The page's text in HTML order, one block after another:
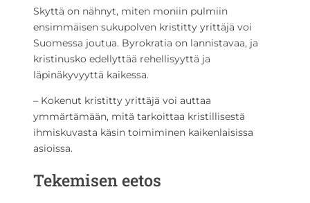
Skyttä on nähnyt, miten moniin pulmiin
ensimmäisen sukupolven kristitty yrittäjä voi
Suomessa joutua. Byrokratia on lannistavaa, ja
kristinusko edellyttää rehellisyyttä ja
läpinäkyvyyttä kaikessa.
– Kokenut kristitty yrittäjä voi auttaa
ymmärtämään, mitä tarkoittaa kristillisestä
ihmiskuvasta käsin toimiminen kaikenlaisissa
asioissa.
Tekemisen eetos